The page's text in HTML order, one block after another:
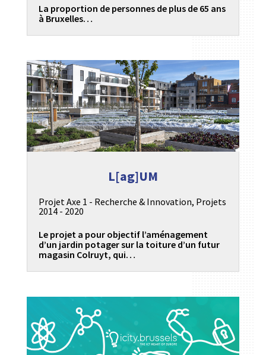
La proportion de personnes de plus de 65 ans
à Bruxelles…
L[ag]UM
Projet Axe 1 - Recherche & Innovation, Projets
2014 - 2020
Le projet a pour objectif l’aménagement
d’un jardin potager sur la toiture d’un futur
magasin Colruyt, qui…